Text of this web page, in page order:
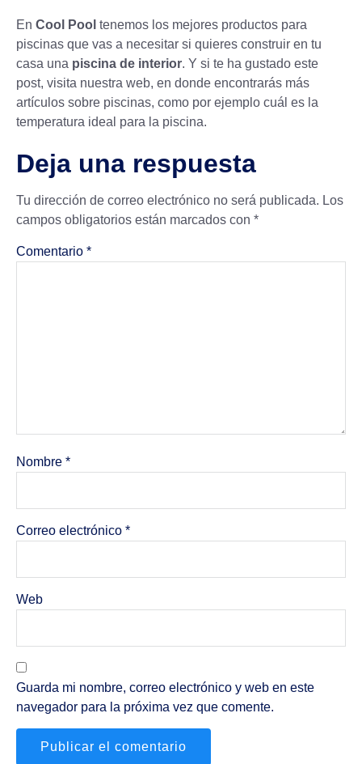
En Cool Pool tenemos los mejores productos para
piscinas que vas a necesitar si quieres construir en tu
casa una piscina de interior. Y si te ha gustado este
post, visita nuestra web, en donde encontrarás más
artículos sobre piscinas, como por ejemplo cuál es la
temperatura ideal para la piscina.
Deja una respuesta
Tu dirección de correo electrónico no será publicada. Los
campos obligatorios están marcados con *
Comentario *
Nombre *
Correo electrónico *
Web
Guarda mi nombre, correo electrónico y web en este
navegador para la próxima vez que comente.